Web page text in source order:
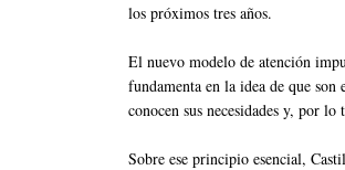
los próximos tres años.
El nuevo modelo de atención
fundamenta en la idea de que son
conocen sus necesidades y, por
Sobre ese principio esencial,